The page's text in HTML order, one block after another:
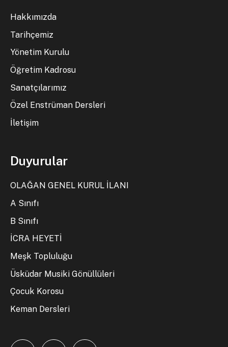
Hakkımızda
Tarihçemiz
Yönetim Kurulu
Öğretim Kadrosu
Sanatçılarımız
Özel Enstrüman Dersleri
İletişim
Duyurular
OLAĞAN GENEL KURUL İLANI
A Sınıfı
B Sınıfı
İCRA HEYETİ
Meşk Topluluğu
Üsküdar Musiki Gönüllüleri
Çocuk Korosu
Keman Dersleri